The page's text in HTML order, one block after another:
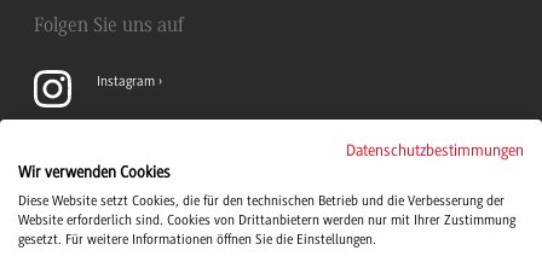
Folgen Sie uns auf
Instagram
LinkedIn
Datenschutzbestimmungen
Wir verwenden Cookies
Diese Website setzt Cookies, die für den technischen Betrieb und die Verbesserung der
Website erforderlich sind. Cookies von Drittanbietern werden nur mit Ihrer Zustimmung
gesetzt. Für weitere Informationen öffnen Sie die Einstellungen.